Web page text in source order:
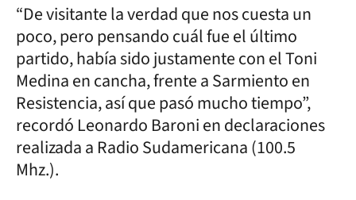
“De visitante la verdad que nos cuesta un
poco, pero pensando cuál fue el último
partido, había sido justamente con el Toni
Medina en cancha, frente a Sarmiento en
Resistencia, así que pasó mucho tiempo”,
recordó Leonardo Baroni en declaraciones
realizada a Radio Sudamericana (100.5
Mhz.).